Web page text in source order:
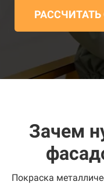
Зачем
Покраска